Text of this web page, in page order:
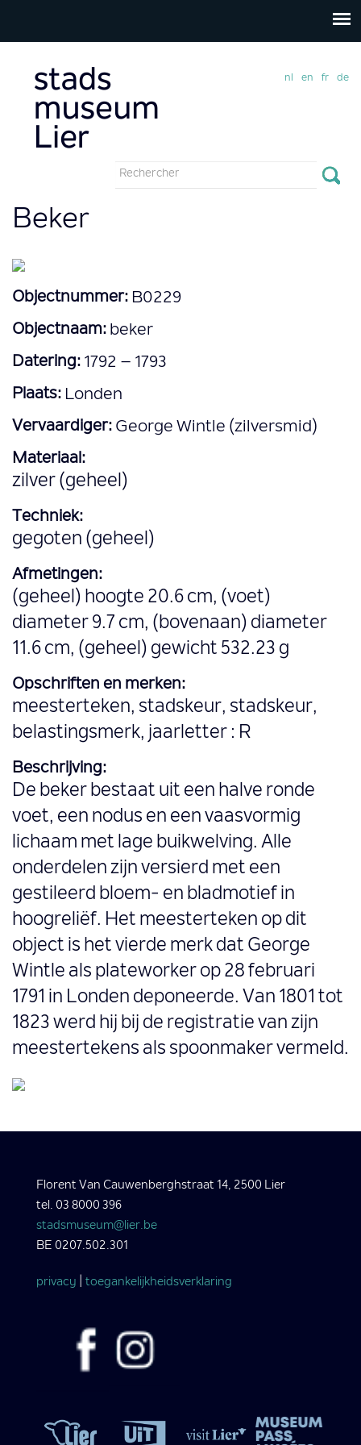
Formulaire
nl en fr de
Beker
Objectnummer: B0229
Objectnaam: beker
Datering: 1792 – 1793
Plaats: Londen
Vervaardiger: George Wintle (zilversmid)
Materiaal:
zilver (geheel)
Techniek:
gegoten (geheel)
Afmetingen:
(geheel) hoogte 20.6 cm, (voet)
diameter 9.7 cm, (bovenaan) diameter
11.6 cm, (geheel) gewicht 532.23 g
Opschriften en merken:
meesterteken, stadskeur, stadskeur,
belastingsmerk, jaarletter : R
Beschrijving:
De beker bestaat uit een halve ronde
voet, een nodus en een vaasvormig
lichaam met lage buikwelving. Alle
onderdelen zijn versierd met een
gestileerd bloem- en bladmotief in
hoogreliëf. Het meesterteken op dit
object is het vierde merk dat George
Wintle als plateworker op 28 februari
1791 in Londen deponeerde. Van 1801 tot
1823 werd hij bij de registratie van zijn
meestertekens als spoonmaker vermeld.
Florent Van Cauwenberghstraat 14, 2500 Lier
tel. 03 8000 396
stadsmuseum@lier.be
BE 0207.502.301
privacy toegankelijkheidsverklaring